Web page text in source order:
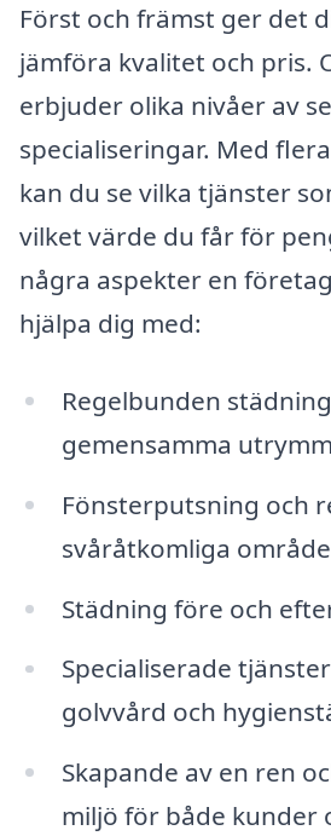
Först och främst ger det
jämföra kvalitet och pris.
erbjuder olika nivåer av
specialiseringar. Med
kan du se vilka tjänster
vilket värde du får för
några aspekter en
hjälpa dig med:
Regelbunden
gemensamma
Fönsterputsning och
svåråtkomliga
Städning före och
Specialiserade
golvvård och
Skapande av en ren
miljö för både kunder